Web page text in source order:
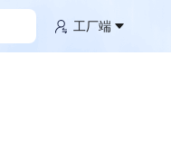
工厂端